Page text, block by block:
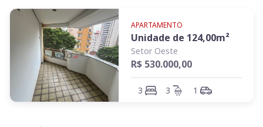
APARTAMENTO
Unidade de 124,00m²
Setor Oeste
R$ 530.000,00
3 3 1